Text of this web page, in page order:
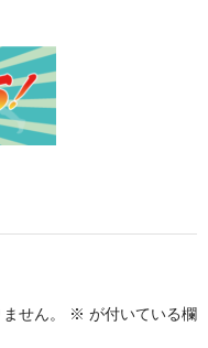
せん。
※ が付いている欄